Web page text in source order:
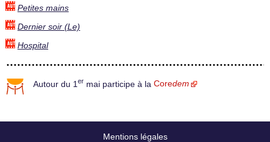
Petites mains
Dernier soir (Le)
Hospital
Autour du 1 er mai participe à la Coredem
Mentions légales